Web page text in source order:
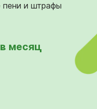
пени и штрафы
месяц